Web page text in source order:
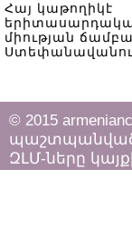
Հայ կաթողիկէ
միության
© 2015
ԶԼՄ-ները